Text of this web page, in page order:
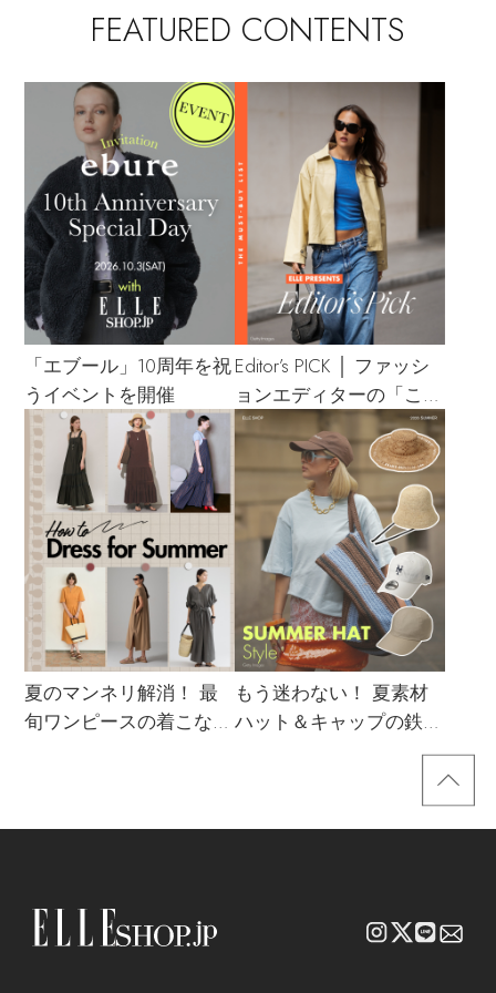
FEATURED CONTENTS
「エブール」10周年を祝
うイベントを開催
Editor’s PICK │ ファッシ
ョンエディターの「これ
買い！」リスト
夏のマンネリ解消！ 最
旬ワンピースの着こなし
もう迷わない！ 夏素材
ハット＆キャップの鉄板